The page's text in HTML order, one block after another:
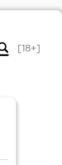
[18+]